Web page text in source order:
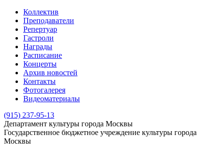
Коллектив
Преподаватели
Репертуар
Гастроли
Награды
Расписание
Концерты
Архив новостей
Контакты
Фотогалерея
Видеоматериалы
(915) 237-95-13
Департамент культуры города Москвы
Государственное бюджетное учреждение культуры города
Москвы